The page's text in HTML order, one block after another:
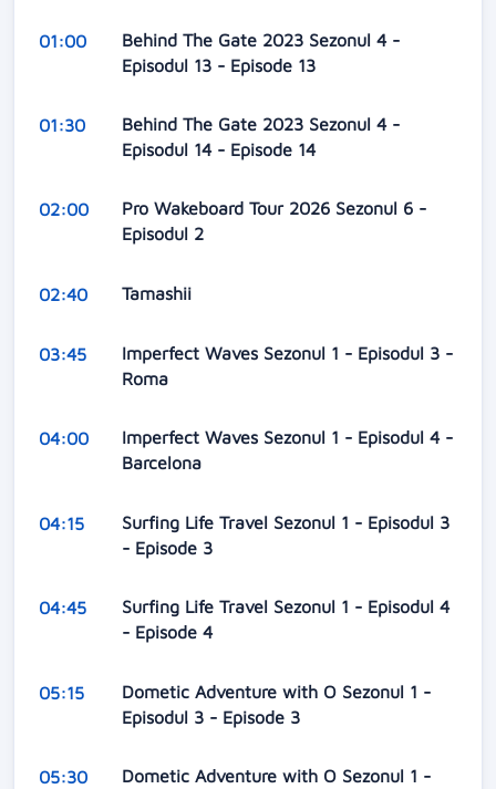
01:00
Behind The Gate 2023 Sezonul 4 -
Episodul 13 - Episode 13
01:30
Behind The Gate 2023 Sezonul 4 -
Episodul 14 - Episode 14
02:00
Pro Wakeboard Tour 2026 Sezonul 6 -
Episodul 2
02:40 Tamashii
03:45
Imperfect Waves Sezonul 1 - Episodul 3 -
Roma
04:00
Imperfect Waves Sezonul 1 - Episodul 4 -
Barcelona
04:15
Surfing Life Travel Sezonul 1 - Episodul 3
- Episode 3
04:45
Surfing Life Travel Sezonul 1 - Episodul 4
- Episode 4
05:15
Dometic Adventure with O Sezonul 1 -
Episodul 3 - Episode 3
05:30
Dometic Adventure with O Sezonul 1 -